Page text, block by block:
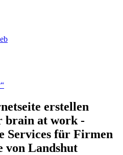
erstellen
brain at work -
Services für Firmen
von Landshut